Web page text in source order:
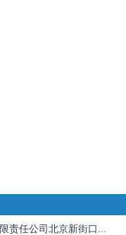
责任公司北京新街口...